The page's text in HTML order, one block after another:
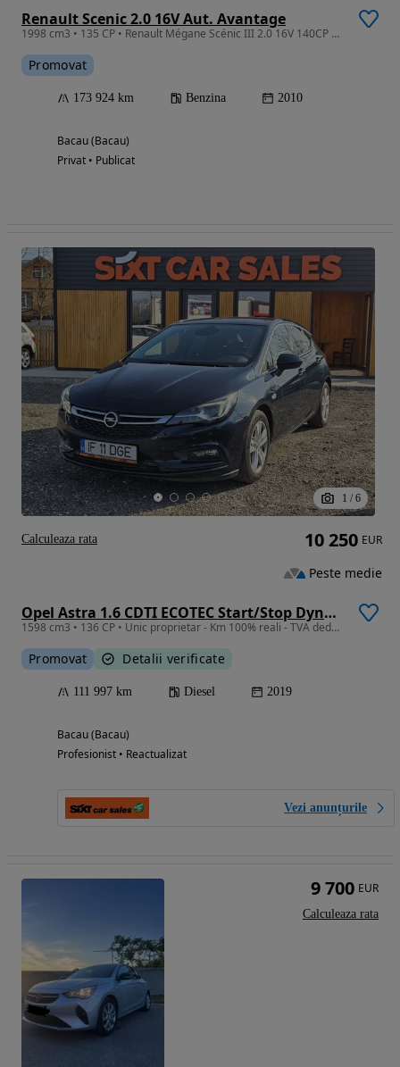
Renault Scenic 2.0 16V Aut. Avantage
1998 cm3 • 135 CP • Renault Mégane Scénic III 2.0 16V 140CP AUTOMAT PRIVILEGE -
Promovat
173 924 km Benzina 2010
Bacau (Bacau)
Privat • Publicat
1 / 6
Opel Astra 1.6 CDTI ECOTEC Start/Stop Dynamic
1598 cm3 • 136 CP • Unic proprietar - Km 100% reali - TVA deductibil
Promovat Detalii verificate
111 997 km Diesel 2019
Bacau (Bacau)
Profesionist • Reactualizat
Vezi anunțurile
10 250 EUR
Peste medie
Calculeaza rata
9 700 EUR
Calculeaza rata